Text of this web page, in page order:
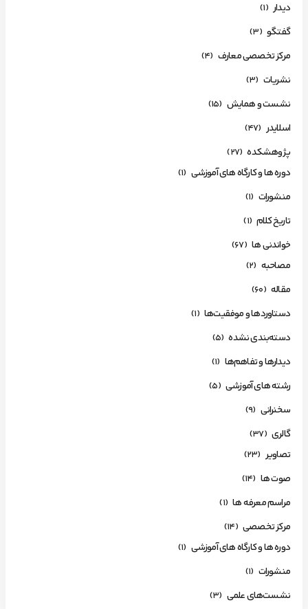
دیدار (1)
گفتگو (3)
مرکز تخصصی معارف (4)
نشریات (3)
نشست و همایش (15)
اسلایدر (47)
پژوهشکده (27)
دوره ها و کارگاه های آموزشی (1)
منشورات (1)
تاریخ کلام (1)
خواندنی ها (67)
مصاحبه (2)
مقاله (60)
دستاوردها و موفقیت‌ها (1)
دسته‌بندی نشده (5)
دیدارها و تفاهم‌ها (1)
رشته های آموزشی (5)
سخنرانی (9)
گالری (37)
تصاویر (23)
صوت ها (14)
مراسم معرفه ها (1)
مرکز تخصصی (14)
دوره ها و کارگاه های آموزشی (1)
منشورات (1)
نشست‌های علمی (3)